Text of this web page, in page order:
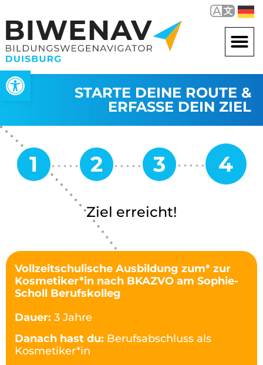
Werkzeugleiste öffnen
STARTE DEINE ROUTE &
ERFASSE DEIN ZIEL
Ziel erreicht!
Vollzeitschulische Ausbildung zum* zur
Kosmetiker*in nach BKAZVO am Sophie-
Scholl Berufskolleg
Dauer: 3 Jahre
Danach hast du: Berufsabschluss als
Kosmetiker*in